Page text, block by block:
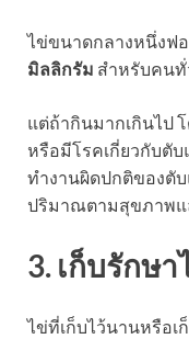
ไข่ขนาดกลางหนึ่งฟ
มิลลิกรัม สำหรับคนทั่
แต่ถ้ากินมากเกินไป
หรือมีโรคเกี่ยวกับตับ
ทำงานผิดปกติของตั
ปริมาณตามสุขภาพ
3. เก็บรักษ
ไข่ที่เก็บไว้นานหรือเ